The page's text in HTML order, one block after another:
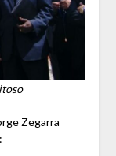
Zegarra